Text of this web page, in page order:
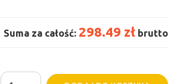
Suma za całość: 298.49 zł brutto
ilość